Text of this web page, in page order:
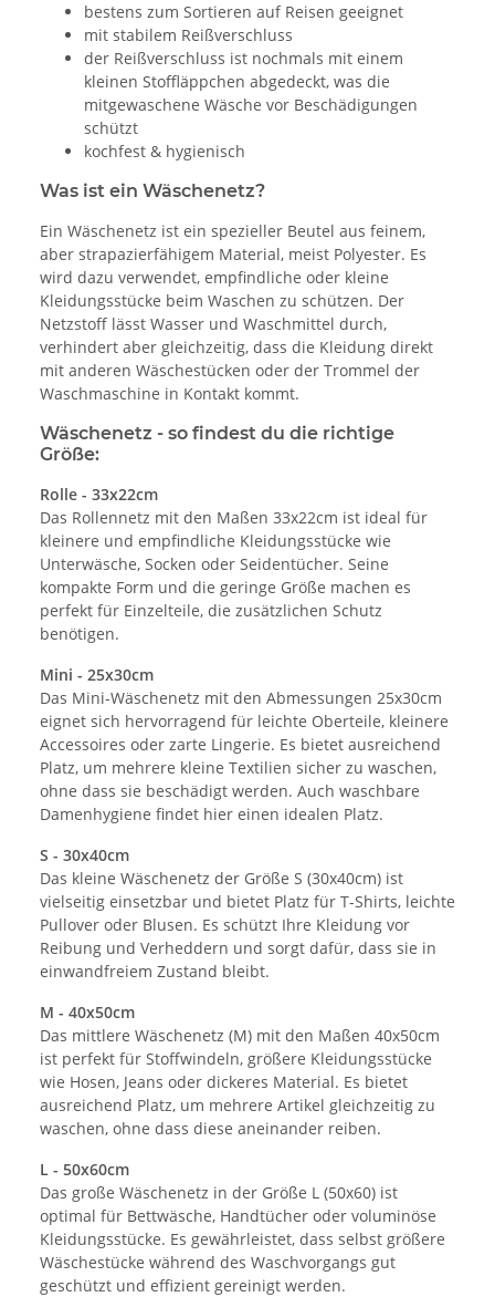
bestens zum Sortieren auf Reisen geeignet
mit stabilem Reißverschluss
der Reißverschluss ist nochmals mit einem
kleinen Stoffläppchen abgedeckt, was die
mitgewaschene Wäsche vor Beschädigungen
schützt
kochfest & hygienisch
Was ist ein Wäschenetz?
Ein Wäschenetz ist ein spezieller Beutel aus feinem,
aber strapazierfähigem Material, meist Polyester. Es
wird dazu verwendet, empfindliche oder kleine
Kleidungsstücke beim Waschen zu schützen. Der
Netzstoff lässt Wasser und Waschmittel durch,
verhindert aber gleichzeitig, dass die Kleidung direkt
mit anderen Wäschestücken oder der Trommel der
Waschmaschine in Kontakt kommt.
Wäschenetz - so findest du die richtige
Größe:
Rolle - 33x22cm
Das Rollennetz mit den Maßen 33x22cm ist ideal für
kleinere und empfindliche Kleidungsstücke wie
Unterwäsche, Socken oder Seidentücher. Seine
kompakte Form und die geringe Größe machen es
perfekt für Einzelteile, die zusätzlichen Schutz
benötigen.
Mini - 25x30cm
Das Mini-Wäschenetz mit den Abmessungen 25x30cm
eignet sich hervorragend für leichte Oberteile, kleinere
Accessoires oder zarte Lingerie. Es bietet ausreichend
Platz, um mehrere kleine Textilien sicher zu waschen,
ohne dass sie beschädigt werden. Auch waschbare
Damenhygiene findet hier einen idealen Platz.
S - 30x40cm
Das kleine Wäschenetz der Größe S (30x40cm) ist
vielseitig einsetzbar und bietet Platz für T-Shirts, leichte
Pullover oder Blusen. Es schützt Ihre Kleidung vor
Reibung und Verheddern und sorgt dafür, dass sie in
einwandfreiem Zustand bleibt.
M - 40x50cm
Das mittlere Wäschenetz (M) mit den Maßen 40x50cm
ist perfekt für Stoffwindeln, größere Kleidungsstücke
wie Hosen, Jeans oder dickeres Material. Es bietet
ausreichend Platz, um mehrere Artikel gleichzeitig zu
waschen, ohne dass diese aneinander reiben.
L - 50x60cm
Das große Wäschenetz in der Größe L (50x60) ist
optimal für Bettwäsche, Handtücher oder voluminöse
Kleidungsstücke. Es gewährleistet, dass selbst größere
Wäschestücke während des Waschvorgangs gut
geschützt und effizient gereinigt werden.